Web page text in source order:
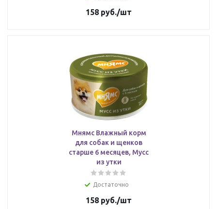
158 руб./шт
Мнямс Влажный корм
для собак и щенков
старше 6 месяцев, Мусс
из утки
Достаточно
158 руб./шт